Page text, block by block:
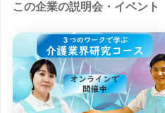
この企業の説明会・イベント